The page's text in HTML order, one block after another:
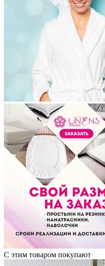
С этим товаром покупают